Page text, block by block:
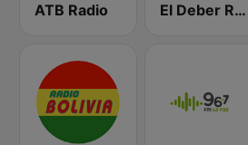
ATB Radio El Deber Radio